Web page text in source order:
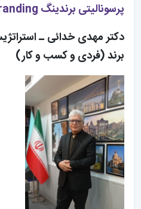
پرسونالیتی برندینگ personality branding
دکتر مهدی خدائی ـ
برند (فردی و کسب و کار)